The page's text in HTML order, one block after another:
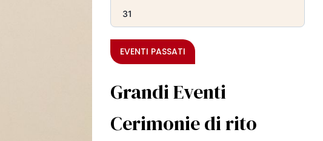
31
EVENTI PASSATI
Grandi Eventi
Cerimonie di rito